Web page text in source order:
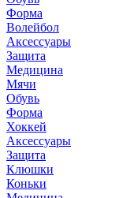
Форма
Волейбол
Аксессуары
Защита
Медицина
Мячи
Обувь
Форма
Хоккей
Аксессуары
Защита
Клюшки
Коньки